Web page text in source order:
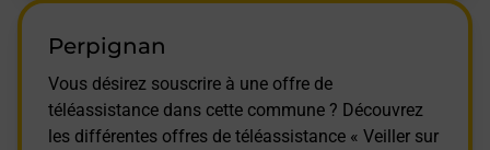
Perpignan
Vous désirez souscrire à une offre de
téléassistance dans cette commune ? Découvrez
les différentes offres de téléassistance « Veiller sur